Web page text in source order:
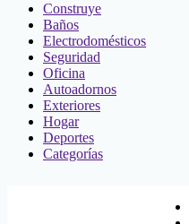
Construye
Baños
Electrodomésticos
Seguridad
Oficina
Autoadornos
Exteriores
Hogar
Deportes
Categorías